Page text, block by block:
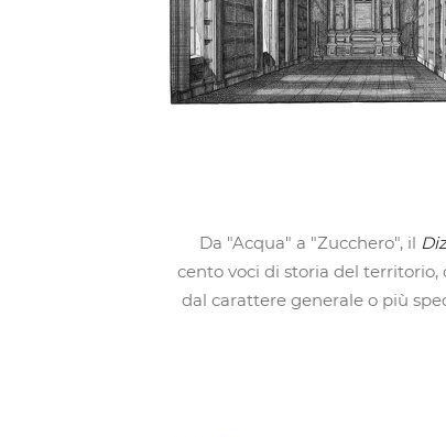
Da "Acqua" a "Zucchero", il
cento voci di storia del
dal carattere generale o più